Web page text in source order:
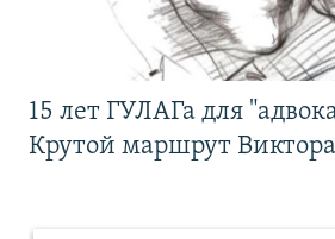
15 лет ГУЛАГа для
Крутой маршрут